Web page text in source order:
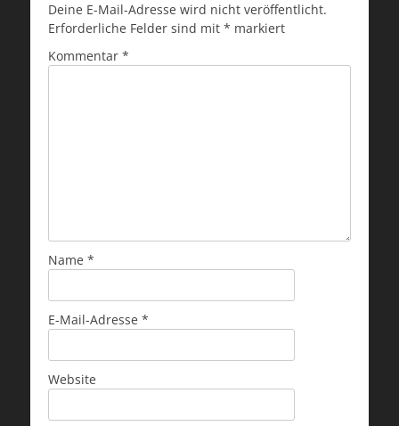
Deine E-Mail-Adresse wird nicht veröffentlicht.
Erforderliche Felder sind mit * markiert
Kommentar *
Name *
E-Mail-Adresse *
Website